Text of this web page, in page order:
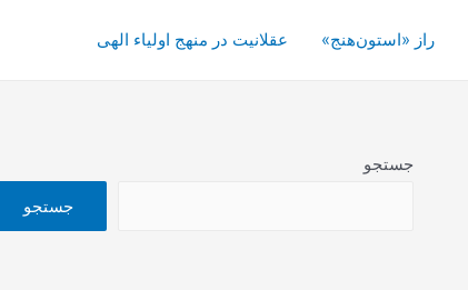
راز «استون‌هنج» عقلانیت در منهج اولیاء الهی
جستجو
جستجو